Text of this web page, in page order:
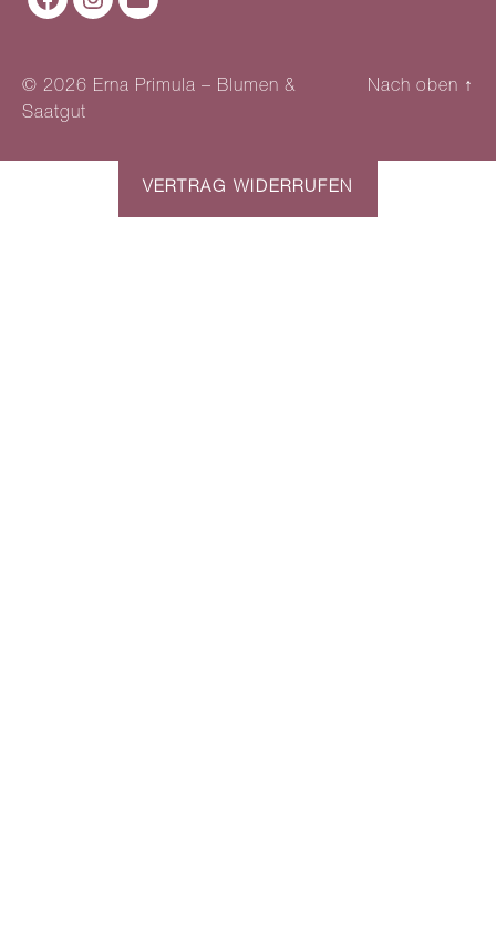
FacebookInstagram
Mail
© 2026 Erna Primula – Blumen &
Saatgut
Nach oben ↑
VERTRAG WIDERRUFEN